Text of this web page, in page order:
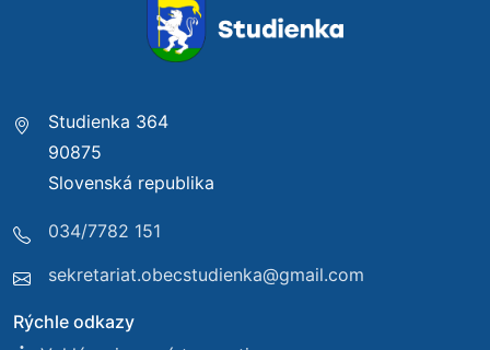
Studienka 364
90875
Slovenská republika
034/7782 151
sekretariat.obecstudienka@gmail.com
Rýchle odkazy